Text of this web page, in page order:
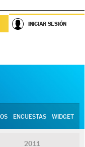
INICIAR SESIÓN
ENCUESTAS WIDGET
2011